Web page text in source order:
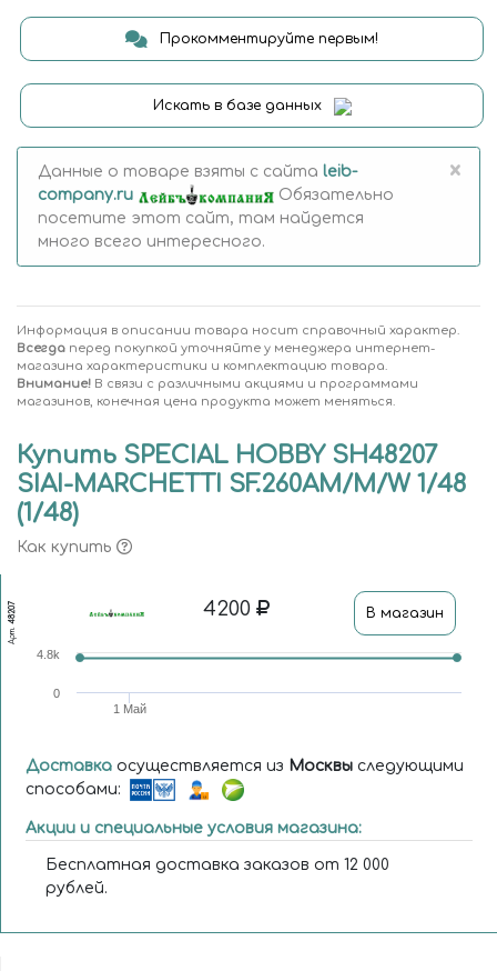
Прокомментируйте первым!
Искать в базе данных
Данные о товаре взяты с сайта leib-
company.ru
Обязательно
посетите этот сайт, там найдется
много всего интересного.
×
Информация в описании товара носит справочный характер.
Всегда перед покупкой уточняйте у менеджера интернет-
магазина характеристики и комплектацию товара.
Внимание! В связи с различными акциями и программами
магазинов, конечная цена продукта может меняться.
Купить SPECIAL HOBBY SH48207
SIAI-MARCHETTI SF.260AM/M/W 1/48
(1/48)
Как купить
Арт.
48207 4200 В магазин
1 Май
0
4.8k
Доставка осуществляется из Москвы следующими
способами:
Акции и специальные условия магазина:
Бесплатная доставка заказов от 12 000
рублей.